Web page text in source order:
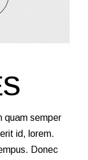
quam semper
id, lorem.
Donec